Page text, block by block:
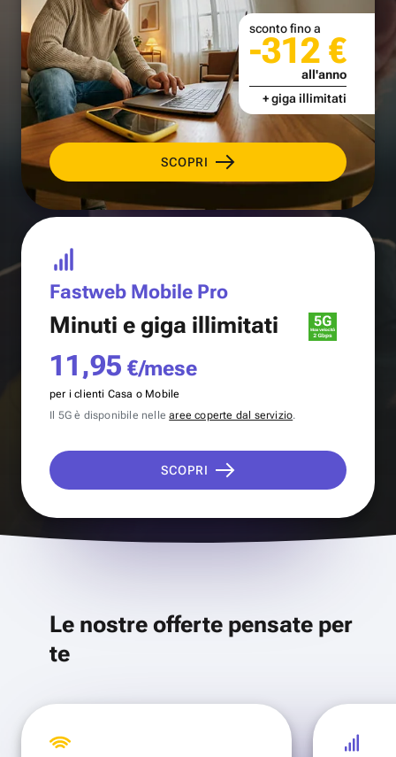
SCOPRI
sconto fino a
-312 €
all'anno
+ giga illimitati
Fastweb Mobile Pro
Minuti e giga illimitati
11,95 €/mese
per i clienti Casa o Mobile
Il 5G è disponibile nellearee coperte dal servizio.
SCOPRI
Le nostre offerte pensate per
te